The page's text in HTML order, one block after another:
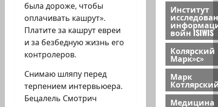
была дороже, чтобы
оплачивать кашрут».
Платите за кашрут евреи
и за безбедную жизнь его
контролеров.
Снимаю шляпу перед
терпением интервьюера.
Бецалель Смотрич
Институт
войн ISIWIS
Колярский
Марк»с»
Марк
Медицина